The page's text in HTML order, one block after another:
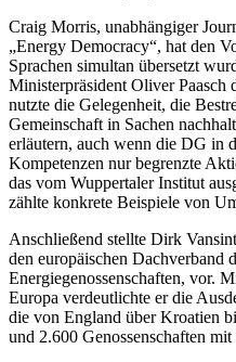
Craig Morris, unabhängiger
„Energy Democracy“, hat den
Sprachen simultan übersetzt
Ministerpräsident Oliver Paasch
nutzte die Gelegenheit, die
Gemeinschaft in Sachen
erläutern, auch wenn die DG in
Kompetenzen nur begrenzte
das vom Wuppertaler Institut
zählte konkrete Beispiele von
Anschließend stellte Dirk
den europäischen Dachverband
Energiegenossenschaften, vor.
Europa verdeutlichte er die
die von England über Kroatien
und 2.600 Genossenschaften